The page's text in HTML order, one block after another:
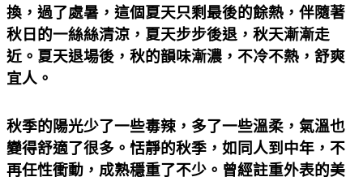
換，過了處暑，這個夏天只剩最後的餘熱，伴隨著
秋日的一絲絲清涼，夏天步步後退，秋天漸漸走
近。夏天退場後，秋的韻味漸濃，不冷不熱，舒爽
宜人。
秋季的陽光少了一些毒辣，多了一些溫柔，氣溫也
變得舒適了很多。恬靜的秋季，如同人到中年，不
再任性衝動，成熟穩重了不少。曾經註重外表的美